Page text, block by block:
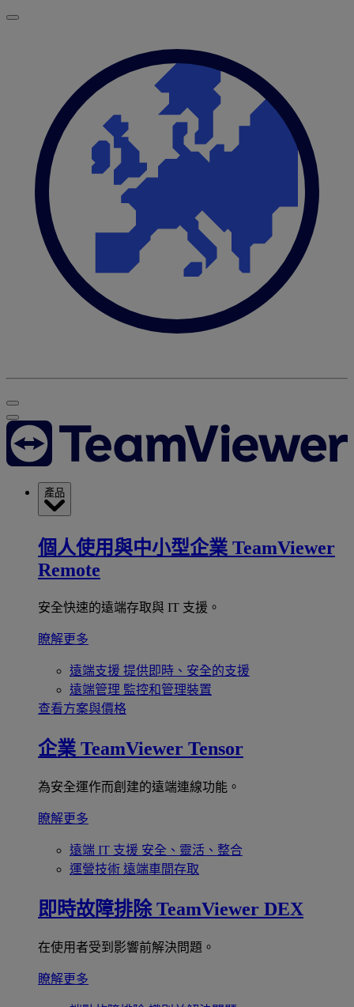
產品
個人使用與中小型企業 TeamViewer
Remote
安全快速的遠端存取與 IT 支援。
瞭解更多
遠端支援 提供即時、安全的支援
遠端管理 監控和管理裝置
查看方案與價格
企業 TeamViewer Tensor
為安全運作而創建的遠端連線功能。
瞭解更多
遠端 IT 支援 安全、靈活、整合
運營技術 遠端車間存取
即時故障排除 TeamViewer DEX
在使用者受到影響前解決問題。
瞭解更多